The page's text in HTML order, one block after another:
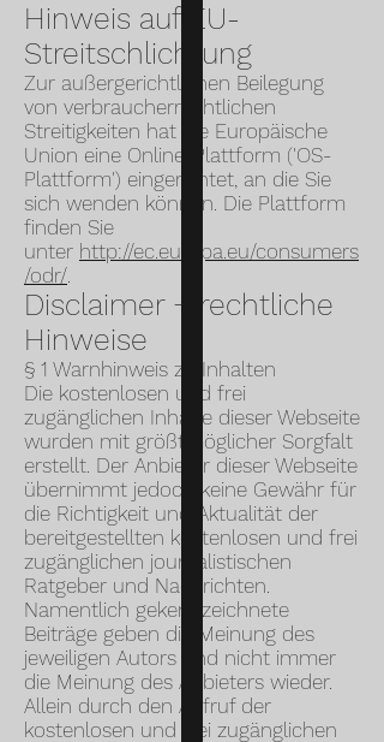
Hinweis auf EU-
Streitschlichtung
Zur außergerichtlichen Beilegung
von verbraucherrechtlichen
Streitigkeiten hat die Europäische
Union eine Online-Plattform ('OS-
Plattform') eingerichtet, an die Sie
sich wenden können. Die Plattform
finden Sie
unter http://ec.europa.eu/consumers
/odr/.
Disclaimer + rechtliche
Hinweise
§ 1 Warnhinweis zu Inhalten
Die kostenlosen und frei
zugänglichen Inhalte dieser Webseite
wurden mit größtmöglicher Sorgfalt
erstellt. Der Anbieter dieser Webseite
übernimmt jedoch keine Gewähr für
die Richtigkeit und Aktualität der
bereitgestellten kostenlosen und frei
zugänglichen journalistischen
Ratgeber und Nachrichten.
Namentlich gekennzeichnete
Beiträge geben die Meinung des
jeweiligen Autors und nicht immer
die Meinung des Anbieters wieder.
Allein durch den Aufruf der
kostenlosen und frei zugänglichen